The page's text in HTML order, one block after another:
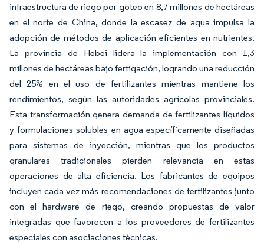
infraestructura de riego por goteo en 8,7 millones de hectáreas
en el norte de China, donde la escasez de agua impulsa la
adopción de métodos de aplicación eficientes en nutrientes.
La provincia de Hebei lidera la implementación con 1,3
millones de hectáreas bajo fertigación, logrando una reducción
del 25% en el uso de fertilizantes mientras mantiene los
rendimientos, según las autoridades agrícolas provinciales.
Esta transformación genera demanda de fertilizantes líquidos
y formulaciones solubles en agua específicamente diseñadas
para sistemas de inyección, mientras que los productos
granulares tradicionales pierden relevancia en estas
operaciones de alta eficiencia. Los fabricantes de equipos
incluyen cada vez más recomendaciones de fertilizantes junto
con el hardware de riego, creando propuestas de valor
integradas que favorecen a los proveedores de fertilizantes
especiales con asociaciones técnicas.